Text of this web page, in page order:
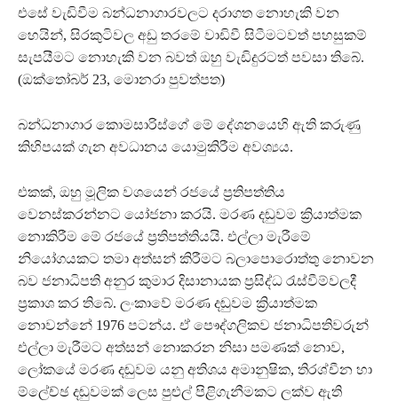
එසේ වැඩිවීම බන්ධනාගාරවලට දරාගත නොහැකි වන
හෙයින්, සිරකුටිවල අඩු තරමේ වාඩිවී සිටීමටවත් පහසුකම්
සැපයීමට නොහැකි වන බවත් ඔහු වැඩිදුරටත් පවසා තිබේ.
(ඔක්තෝබර් 23, මොනරා පුවත්පත)
බන්ධනාගාර කොමසාරිස්ගේ මේ දේශනයෙහි ඇති කරුණු
කිහිපයක් ගැන අවධානය යොමුකිරීම අවශ්‍යය.
එකක්, ඔහු මූලික වශයෙන් රජයේ ප්‍රතිපත්තිය
වෙනස්කරන්නට යෝජනා කරයි. මරණ දඬුවම ක්‍රියාත්මක
නොකිරීම මේ රජයේ ප්‍රතිපත්තියයි. එල්ලා මැරීමේ
නියෝගයකට තමා අත්සන් කිරීමට බලාපොරොත්තු නොවන
බව ජනාධිපති අනුර කුමාර දිසානායක ප්‍රසිද්ධ රැස්වීම්වලදී
ප්‍රකාශ කර තිබේ. ලංකාවේ මරණ දඬුවම ක්‍රියාත්මක
නොවන්නේ 1976 පටන්ය. ඒ පෞද්ගලිකව ජනාධිපතිවරුන්
එල්ලා මැරීමට අත්සන් නොකරන නිසා පමණක් නොව,
ලෝකයේ මරණ දඬුවම යනු අතිශය අමානුෂික, තිරශ්චීන හා
ම්ලේච්ඡ දඬුවමක් ලෙස පුළුල් පිළිගැනීමකට ලක්ව ඇති